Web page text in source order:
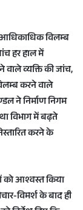
आधिकाधिक विलम्ब
हर हाल में
वाले व्यक्ति की जांच,
करने वाले
ने निर्माण निगम
विभाग में बढ़ते
करने के
को आश्वस्त किया
विमर्श के बाद ही